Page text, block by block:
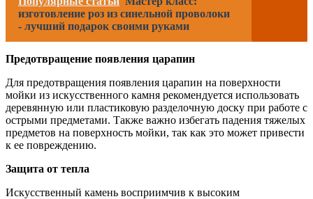
изготовление роз из синельной проволоки
- лучший подарок своими руками
Предотвращение появления царапин
Для предотвращения появления царапин на поверхности
мойки из искусственного камня рекомендуется использовать
деревянную или пластиковую разделочную доску при работе с
острыми предметами. Также важно избегать падения тяжелых
предметов на поверхность мойки, так как это может привести
к ее повреждению.
Защита от тепла
Искусственный камень восприимчив к высоким